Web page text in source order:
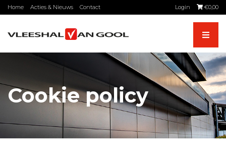
Skip
content
Home Acties & Nieuws Contact Login €0,00
Cookie policy